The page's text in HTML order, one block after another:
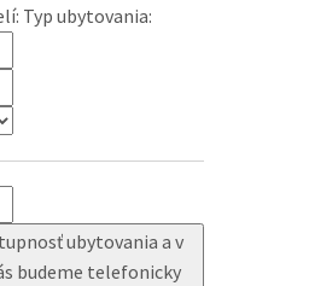
Typ ubytovania:
ubytovania a v
budeme telefonicky